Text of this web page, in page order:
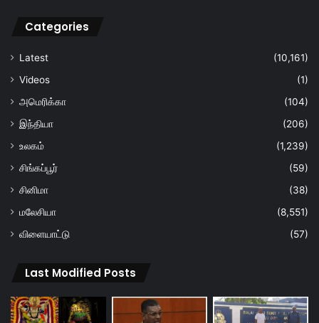
Categories
Latest
(10,161)
Videos
(1)
அமெரிக்கா
(104)
இந்தியா
(206)
உலகம்
(1,239)
சிங்கப்பூர்
(59)
சினிமா
(38)
மலேசியா
(8,551)
விளையாட்டு
(57)
Last Modified Posts